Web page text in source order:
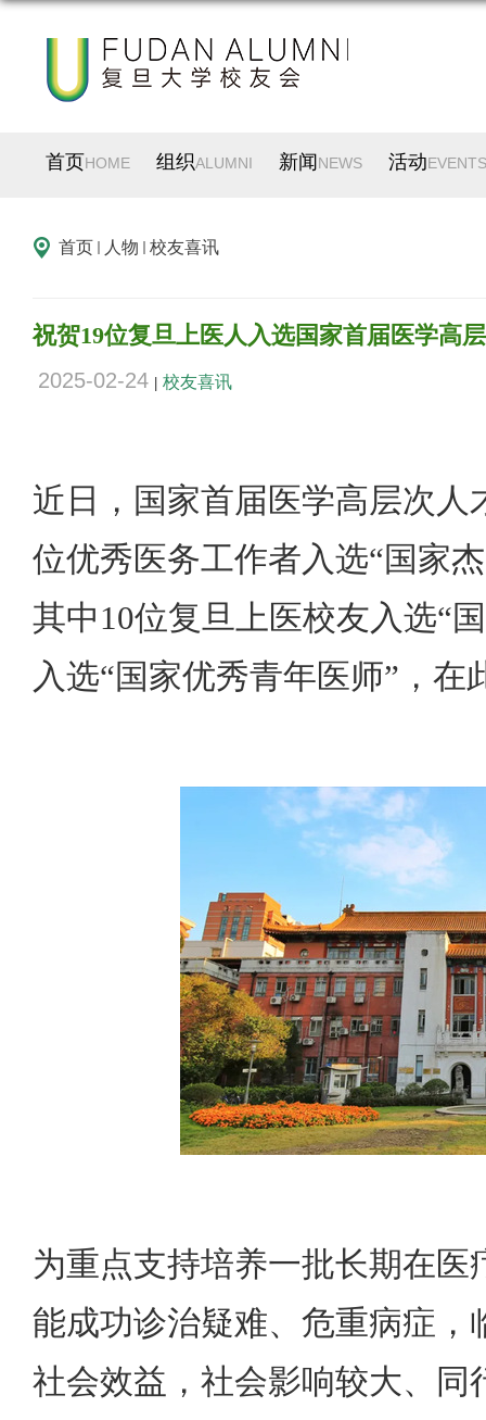
首页HOME 组织ALUMNI 新闻 NEWS 活动EVENTS
首页 人物 校友喜讯
祝贺19位复旦上医人入选国家首届医学高
2025-02-24 校友喜讯
近日，国家首届医学高层次人
位优秀医务工作者入选“国家
其中10位复旦上医校友入选“
入选“国家优秀青年医师”，在
为重点支持培养一批长期在
能成功诊治疑难、危重病症
社会效益，社会影响较大、